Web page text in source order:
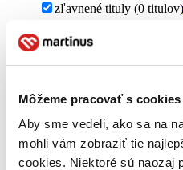
Môžeme pracovať s
Aby sme vedeli, ako sa na
mohli vám zobraziť tie
cookies. Niektoré sú naozaj
zľavnené tituly (0 titulov)
Dostupnosť
predpredaj (0 titulov)
dostupná (bez
vypredaných)
Nové / čítané
nová (0 titulov)nová